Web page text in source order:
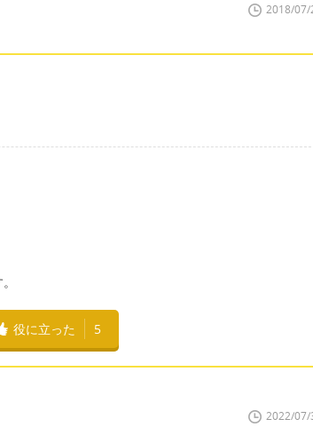
2018/07/
役に立った 5
2022/07/